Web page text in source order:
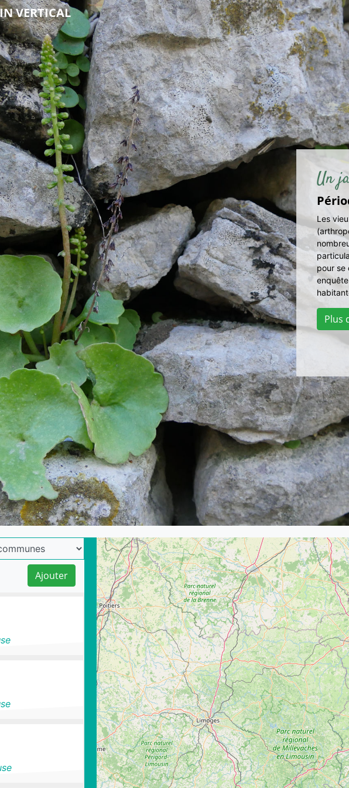
VERTICAL
Un
Les
pour se
Plus
Ajouter